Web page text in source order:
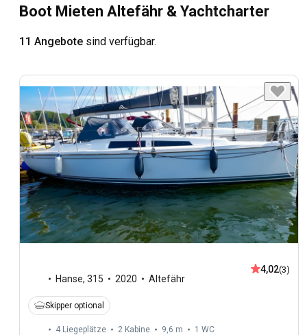
Boot Mieten Altefähr & Yachtcharter
11 Angebote sind verfügbar.
Hanse, 315 2020 Altefähr
4,02(3)
Skipper optional
4 Liegeplätze 2 Kabine 9,6 m 1 WC